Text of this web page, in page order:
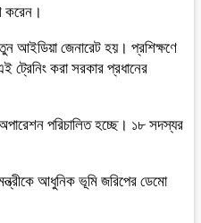
করেন।
আইডিয়া জেনারেট হয়। প্রশিক্ষণে
ট্রেনিং করা সরকার প্রধানের
পরিচালিত হচ্ছে। ১৮ সদস্যর
আধুনিক ভূমি জরিপের ডেমো